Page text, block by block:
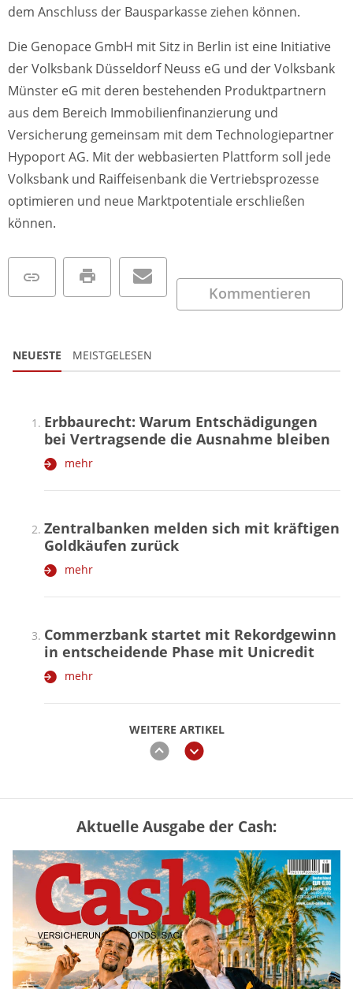
dem Anschluss der Bausparkasse ziehen können.
Die Genopace GmbH mit Sitz in Berlin ist eine Initiative
der Volksbank Düsseldorf Neuss eG und der Volksbank
Münster eG mit deren bestehenden Produktpartnern
aus dem Bereich Immobilienfinanzierung und
Versicherung gemeinsam mit dem Technologiepartner
Hypoport AG. Mit der webbasierten Plattform soll jede
Volksbank und Raiffeisenbank die Vertriebsprozesse
optimieren und neue Marktpotentiale erschließen
können.
Kommentieren
NEUESTE MEISTGELESEN
WEITERE ARTIKEL
zurückweiter
Erbbaurecht: Warum Entschädigungen
bei Vertragsende die Ausnahme bleiben
mehr
Zentralbanken melden sich mit kräftigen
Goldkäufen zurück
mehr
Commerzbank startet mit Rekordgewinn
in entscheidende Phase mit Unicredit
mehr
Mütterrente III Tabelle: So viel Renten-
Nachzahlung ist pro Kind möglich
mehr
„Jung kauft Alt“ 2026: Neue Förderung im
Überblick – Tabelle mit Kreditbeträgen
und Einkommensgrenzen
Aktuelle Ausgabe der Cash: